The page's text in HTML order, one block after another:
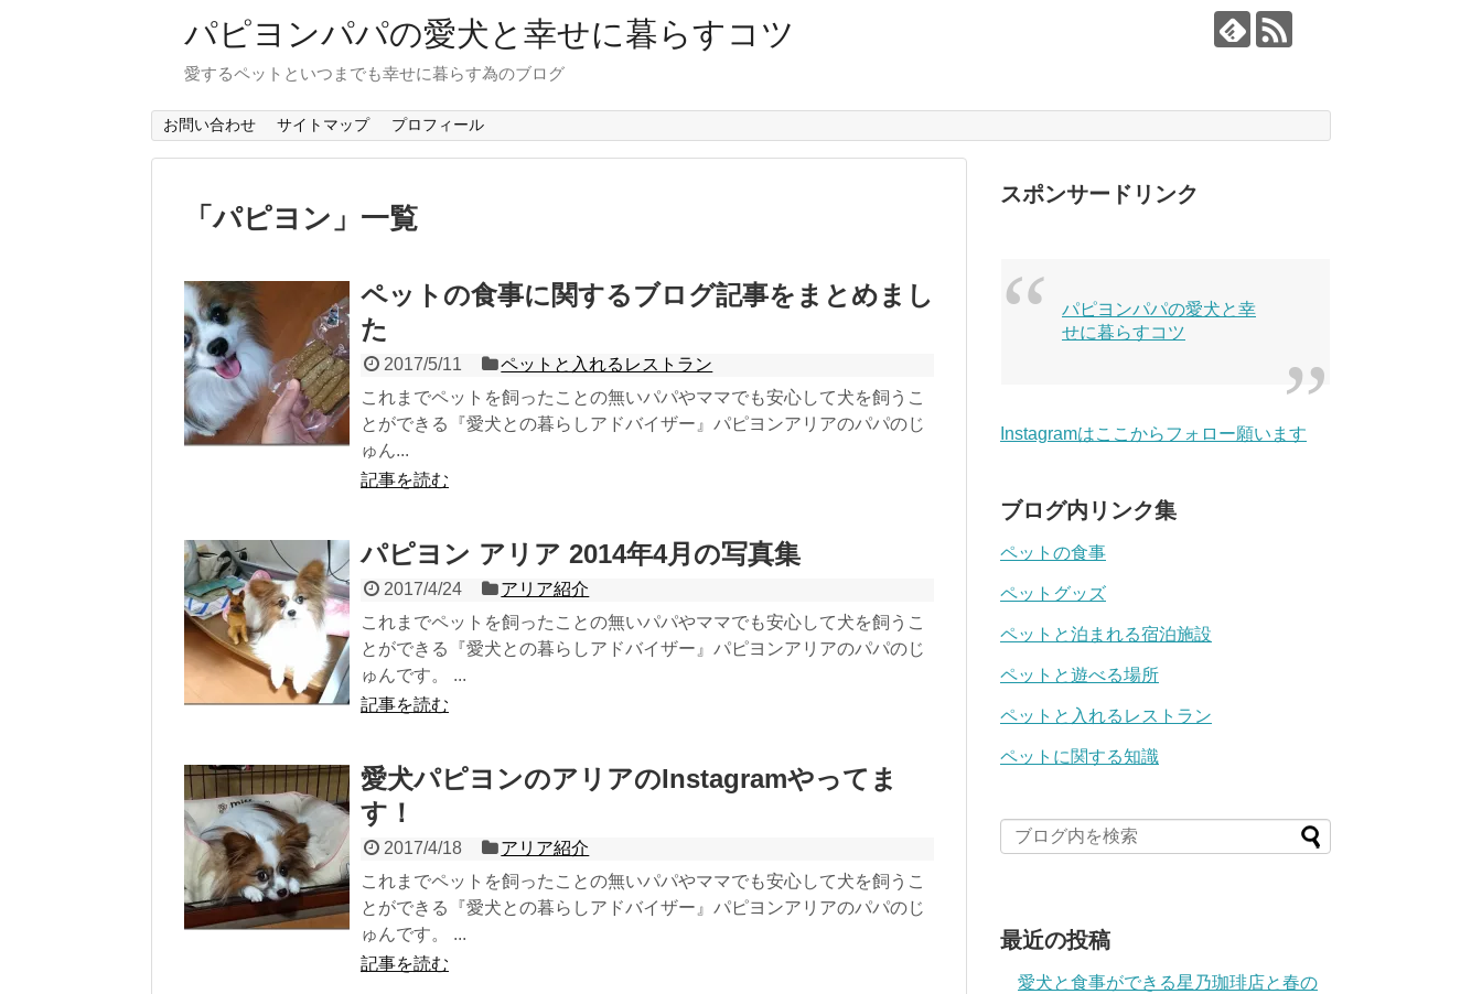
パピヨンパパの愛犬と幸せに暮らすコツ
愛するペットといつまでも幸せに暮らす為のブログ
お問い合わせ サイトマップ プロフィール
「パピヨン 」 一覧
ペットの食事に関するブログ記事をまとめまし
た
2017/5/11
ペットと入れるレストラン
これまでペットを飼ったことの無いパパやママでも安心して犬を飼うこ
とができる『愛犬との暮らしアドバイザー』パピヨンアリアのパパのじ
ゅん...
記事を読む
パピヨン アリア 2014年4月の写真集
2017/4/24
アリア紹介
これまでペットを飼ったことの無いパパやママでも安心して犬を飼うこ
とができる『愛犬との暮らしアドバイザー』パピヨンアリアのパパのじ
ゅんです。 ...
記事を読む
愛犬パピヨンのアリアのInstagramやってま
す！
2017/4/18
アリア紹介
これまでペットを飼ったことの無いパパやママでも安心して犬を飼うこ
とができる『愛犬との暮らしアドバイザー』パピヨンアリアのパパのじ
ゅんです。 ...
記事を読む
スポンサードリンク
パピヨンパパの愛犬と幸
せに暮らすコツ
Instagramはここからフォロー願います
ブログ内リンク集
ペットの食事
ペットグッズ
ペットと泊まれる宿泊施設
ペットと遊べる場所
ペットと入れるレストラン
ペットに関する知識
最近の投稿
愛犬と食事ができる星乃珈琲店と春の